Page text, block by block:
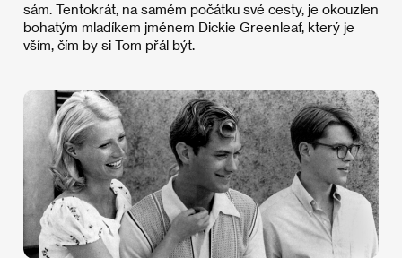
sám. Tentokrát, na samém počátku své cesty, je okouzlen
bohatým mladíkem jménem Dickie Greenleaf, který je
vším, čím by si Tom přál být.